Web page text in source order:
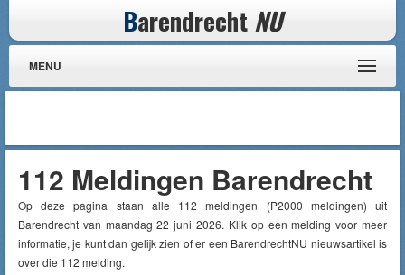
Barendrecht NU
MENU
112 Meldingen Barendrecht
Op deze pagina staan alle 112 meldingen (P2000 meldingen) uit
Barendrecht van maandag 22 juni 2026. Klik op een melding voor meer
informatie, je kunt dan gelijk zien of er een BarendrechtNU nieuwsartikel is
over die 112 melding.